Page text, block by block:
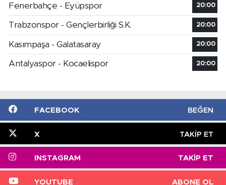
Fenerbahçe - Eyüpspor 20:00
Trabzonspor - Gençlerbirliği S.K. 20:00
Kasımpaşa - Galatasaray 20:00
Antalyaspor - Kocaelispor 20:00
FACEBOOK BEĞEN
X TAKIP ET
INSTAGRAM TAKIP ET
YOUTUBE ABONE OL